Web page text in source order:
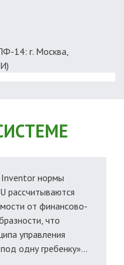
14: г. Москва,
Inventor нормы
рассчитываются
от финансово-
что
управления
одну гребенку»...